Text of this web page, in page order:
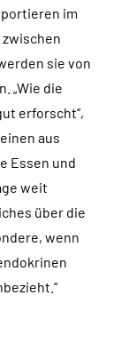
im
sie von
„Wie die
erforscht“,
aus
Essen und
weit
über die
wenn